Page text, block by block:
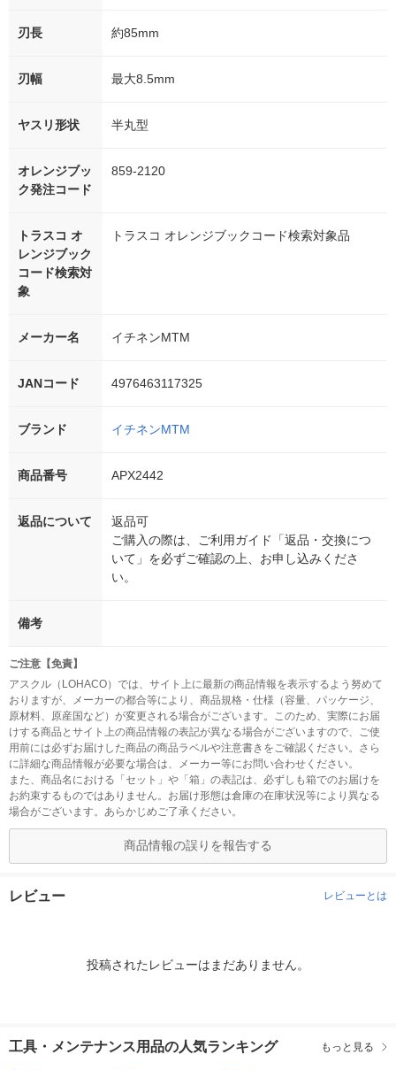
刃長 約85mm
刃幅 最大8.5mm
ヤスリ形状 半丸型
オレンジブッ
ク発注コード
859-2120
トラスコ オ
レンジブック
コード検索対
象
トラスコ オレンジブックコード検索対象品
メーカー名 イチネンMTM
JANコード 4976463117325
ブランド イチネンMTM
商品番号 APX2442
返品について
返品可
ご購入の際は、ご利用ガイド「返品・交換につ
いて」を必ずご確認の上、お申し込みくださ
い。
備考
ご注意【免責】
アスクル（LOHACO）では、サイト上に最新の商品情報を表示するよう努めて
おりますが、メーカーの都合等により、商品規格・仕様（容量、パッケージ、
原材料、原産国など）が変更される場合がございます。このため、実際にお届
けする商品とサイト上の商品情報の表記が異なる場合がございますので、ご使
用前には必ずお届けした商品の商品ラベルや注意書きをご確認ください。さら
に詳細な商品情報が必要な場合は、メーカー等にお問い合わせください。
また、商品名における「セット」や「箱」の表記は、必ずしも箱でのお届けを
お約束するものではありません。お届け形態は倉庫の在庫状況等により異なる
場合がございます。あらかじめご了承ください。
商品情報の誤りを報告する
レビュー レビューとは
投稿されたレビューはまだありません。
工具・メンテナンス用品の人気ランキング もっと見る